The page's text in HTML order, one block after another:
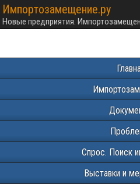
Импортозамещение.ру
Новые предприятия.
Спрос. Поиск
Выставки и